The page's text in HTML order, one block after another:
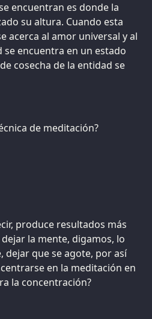
encuentran es donde la
su altura. Cuando esta
acerca al amor universal y al
encuentra en un estado
cosecha de la entidad se
de meditación?
produce resultados más
la mente, digamos, lo
dejar que se agote, por así
en la meditación en
la concentración?